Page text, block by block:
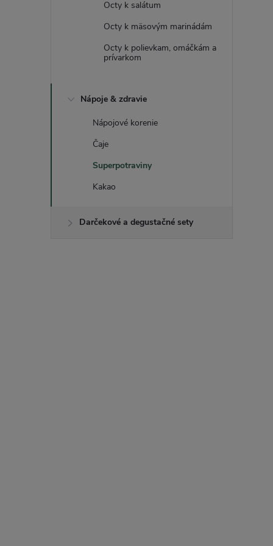
Octy k salátum
Octy k mäsovým marinádám
Octy k polievkam, omáčkám a
prívarkom
Nápoje & zdravie
Nápojové korenie
Čaje
Superpotraviny
Kakao
Darčekové a degustačné sety